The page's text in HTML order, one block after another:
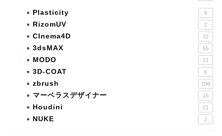
Plasticity 9
RizomUV 2
CInema4D 12
3dsMAX 55
MODO 21
3D-COAT 6
zbrush 198
マーベラスデザイナー 16
Houdini 21
NUKE 2